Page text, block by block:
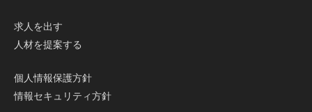
求人を出す
人材を提案する
個人情報保護方針
情報セキュリティ方針